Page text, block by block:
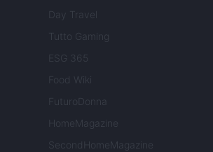
Day Travel
Tutto Gaming
ESG 365
Food Wiki
FuturoDonna
HomeMagazine
SecondHomeMagazine